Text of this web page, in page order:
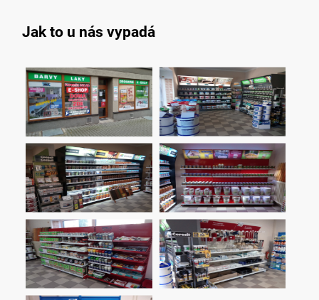
Jak to u nás vypadá